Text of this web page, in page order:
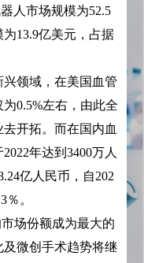
人市场规模为52.5
13.9亿美元，占据
领域，在美国血管
0.5%左右，由此全
开拓。而在国内血
年达到3400万人
亿人民币，自202
。
场份额成为最大的
微创手术趋势将继